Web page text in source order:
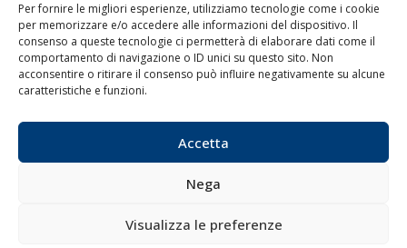
Per fornire le migliori esperienze, utilizziamo tecnologie come i cookie
per memorizzare e/o accedere alle informazioni del dispositivo. Il
consenso a queste tecnologie ci permetterà di elaborare dati come il
comportamento di navigazione o ID unici su questo sito. Non
acconsentire o ritirare il consenso può influire negativamente su alcune
caratteristiche e funzioni.
Accetta
Nega
Visualizza le preferenze
Shipping
Porti/Interporti
Trasporti
Sostenibilità
Compagnie di Navigazione
Blue economy
Chi siamo